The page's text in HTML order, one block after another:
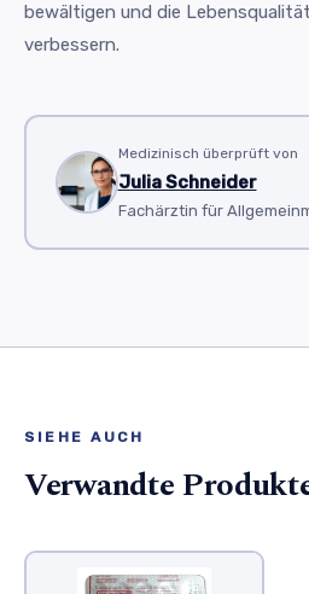
bewältigen und die
verbessern.
Medizinisch überprüft von
Julia Schneider
Fachärztin für
SIEHE AUCH
Verwandte